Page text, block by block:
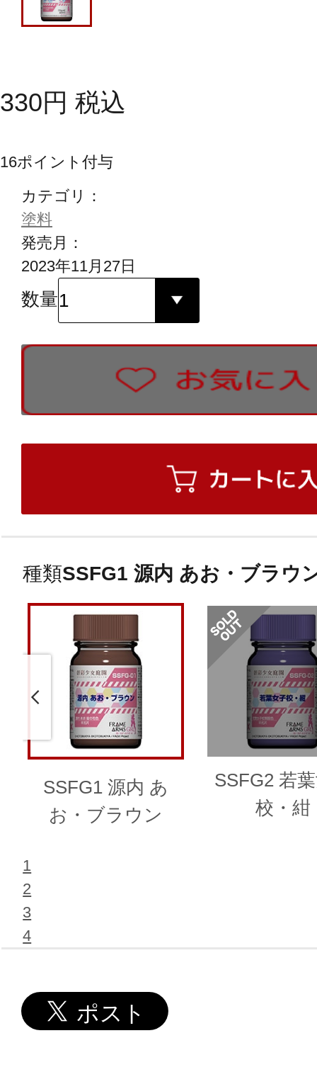
330円 税込
16ポイント付与
カテゴリ：
塗料
発売月：
2023年11月27日
数量
種類SSFG1 源内 あお・ブラウ
SSFG1 源内 あ
お・ブラウン
SSFG2 若
校・紺
1
2
3
4